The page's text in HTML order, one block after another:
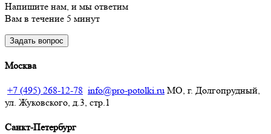
Напишите нам, и мы ответим
Вам в течение 5 минут
Задать вопрос
Москва
+7 (495) 268-12-78 info@pro-potolki.ru МО, г. Долгопрудный,
ул. Жуковского, д.3, стр.1
Санкт-Петербург